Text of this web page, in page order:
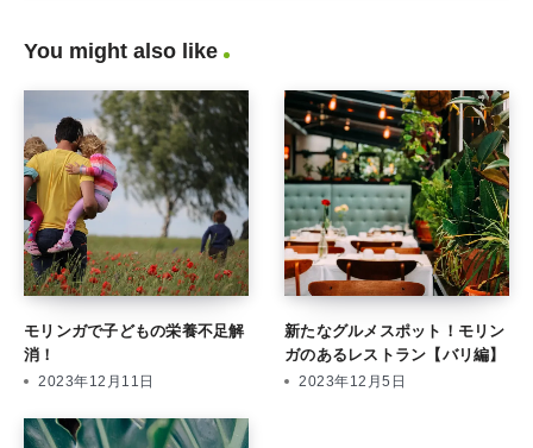
You might also like
モリンガで子どもの栄養不足解
消！
2023年12月11日
新たなグルメスポット！モリン
ガのあるレストラン【バリ編】
2023年12月5日